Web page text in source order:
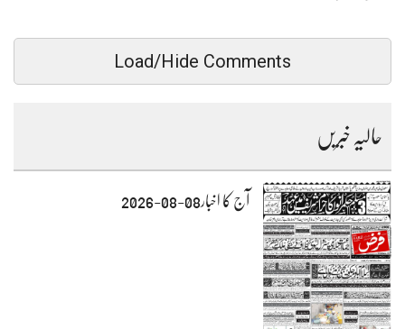
Load/Hide Comments
حالیہ خبریں
آج کا اخبار08-08-2026